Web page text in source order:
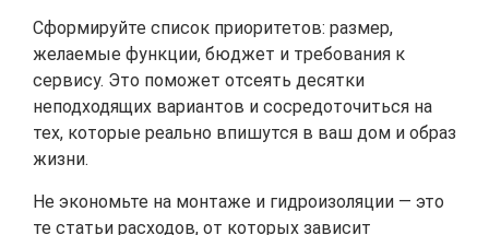
Сформируйте список приоритетов: размер,
желаемые функции, бюджет и требования к
сервису. Это поможет отсеять десятки
неподходящих вариантов и сосредоточиться на
тех, которые реально впишутся в ваш дом и образ
жизни.
Не экономьте на монтаже и гидроизоляции — это
те статьи расходов, от которых зависит